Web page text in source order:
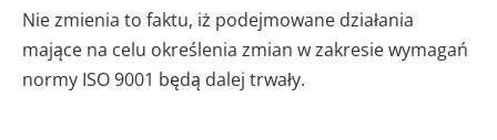
Nie zmienia to faktu, iż podejmowane działania
mające na celu określenia zmian w zakresie wymagań
normy ISO 9001 będą dalej trwały.